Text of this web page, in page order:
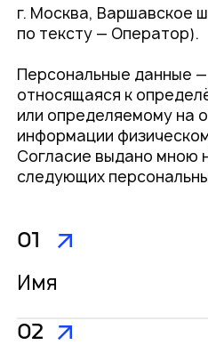
г. Москва, Варшавское
по тексту — Оператор).
Персональные данные
относящаяся к
или определяемому на
информации
Согласие выдано мною
следующих
01
Имя
02